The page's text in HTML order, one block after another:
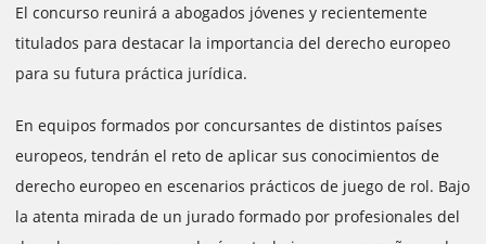
El concurso reunirá a abogados jóvenes y recientemente
titulados para destacar la importancia del derecho europeo
para su futura práctica jurídica.
En equipos formados por concursantes de distintos países
europeos, tendrán el reto de aplicar sus conocimientos de
derecho europeo en escenarios prácticos de juego de rol. Bajo
la atenta mirada de un jurado formado por profesionales del